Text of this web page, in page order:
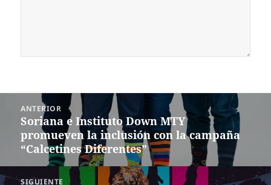
Navegación
entradas
ANTERIOR
Entrada
anterior:
Soriana e Instituto Down MTY
promueven la inclusión con la campaña
“Calcetines Diferentes”
SIGUIENTE